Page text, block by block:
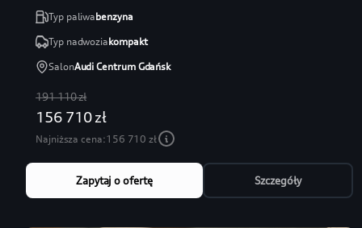
Typ paliwabenzyna
Typ nadwoziakompakt
SalonAudi Centrum Gdańsk
191 110 zł
156 710 zł
Najniższa cena:156 710 zł
Zapytaj o ofertę Szczegóły